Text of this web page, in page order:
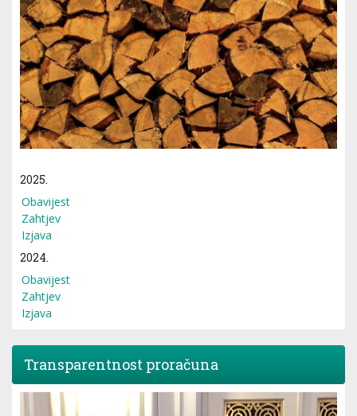
2025.
Obavijest
Zahtjev
Izjava
2024.
Obavijest
Zahtjev
Izjava
Transparentnost proračuna